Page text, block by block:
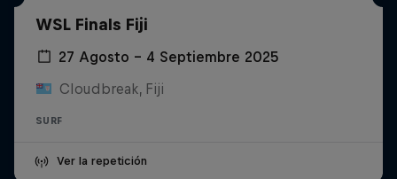
WSL Finals Fiji
27 Agosto – 4 Septiembre 2025
Cloudbreak, Fiji
SURF
Ver la repetición